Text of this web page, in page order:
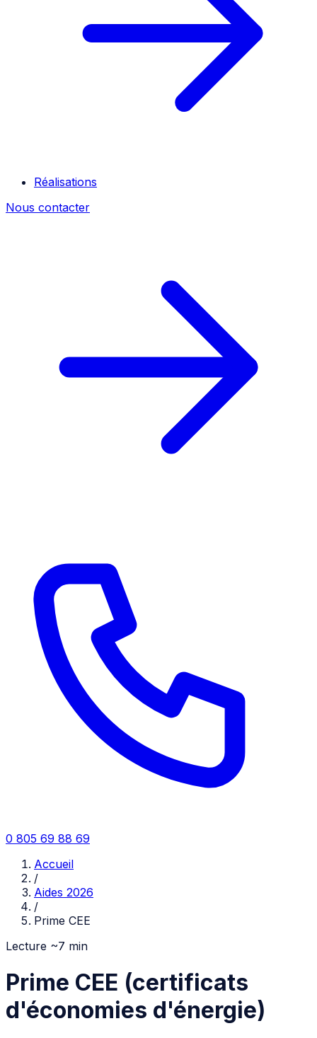
Réalisations
Nous contacter
0 805 69 88 69
Accueil
/
Aides 2026
/
Prime CEE
Lecture ~7 min
Prime CEE (certificats
d'économies d'énergie)